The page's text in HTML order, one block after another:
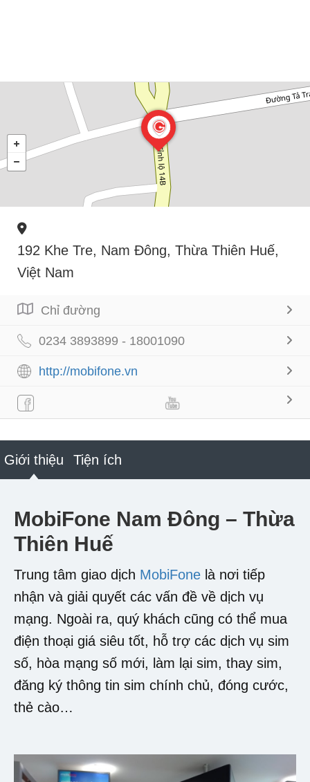
192 Khe Tre, Nam Đông, Thừa Thiên Huế,
Việt Nam
Chỉ đường
0234 3893899 - 18001090
http://mobifone.vn
Giới thiệu Tiện ích
MobiFone Nam Đông – Thừa
Thiên Huế
Trung tâm giao dịch MobiFone là nơi tiếp
nhận và giải quyết các vấn đề về dịch vụ
mạng. Ngoài ra, quý khách cũng có thể mua
điện thoại giá siêu tốt, hỗ trợ các dịch vụ sim
số, hòa mạng số mới, làm lại sim, thay sim,
đăng ký thông tin sim chính chủ, đóng cước,
thẻ cào…